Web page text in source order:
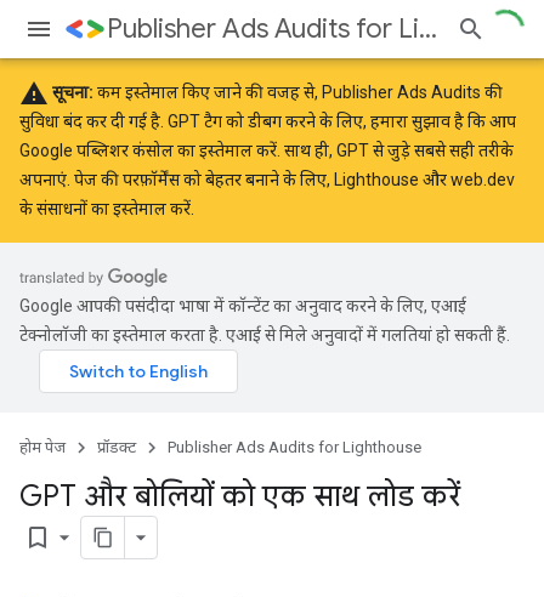
Publisher Ads Audits for Lighthouse
warning सूचना: कम इस्तेमाल किए जाने की वजह से, Publisher Ads Audits की
सुविधा बंद कर दी गई है. GPT टैग को डीबग करने के लिए, हमारा सुझाव है कि आप
Google पब्लिशर कंसोलका इस्तेमाल करें. साथ ही, GPT से जुड़ेसबसे सही तरीके
अपनाएं. पेज की परफ़ॉर्मेंस को बेहतर बनाने के लिए, Lighthouse औरweb.dev
के संसाधनों का इस्तेमाल करें.
Google आपकी पसंदीदा भाषा में कॉन्टेंट का अनुवाद करने के लिए, एआई
टेक्नोलॉजी का इस्तेमाल करता है. एआई से मिले अनुवादों में गलतियां हो सकती हैं.
होम पेज प्रॉडक्ट Publisher Ads Audits for Lighthouse
GPT और बोलियों को एक साथ लोड करें
bookmark_border